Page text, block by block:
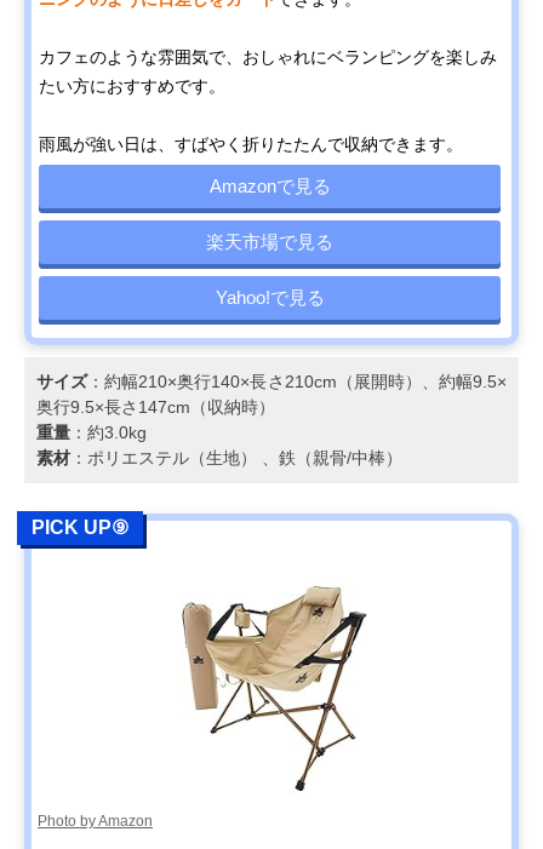
カフェのような雰囲気で、おしゃれにベランピングを楽しみ
たい方におすすめです。
雨風が強い日は、すばやく折りたたんで収納できます。
Amazonで見る
楽天市場で見る
Yahoo!で見る
サイズ：約幅210×奥行140×長さ210cm（展開時）、約幅9.5×
奥行9.5×長さ147cm（収納時）
重量 ：約3.0kg
素材 ：ポリエステル（生地） 、鉄（親骨/中棒）
PICK UP⑨
Photo by Amazon